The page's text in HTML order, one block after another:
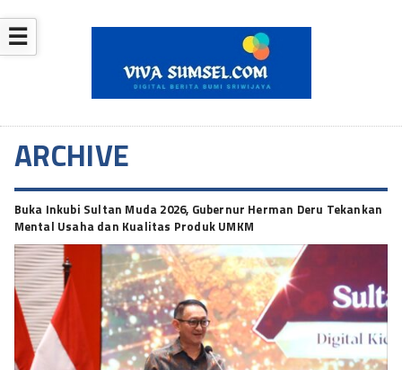
☰
ARCHIVE
Buka Inkubi Sultan Muda 2026, Gubernur Herman Deru Tekankan
Mental Usaha dan Kualitas Produk UMKM